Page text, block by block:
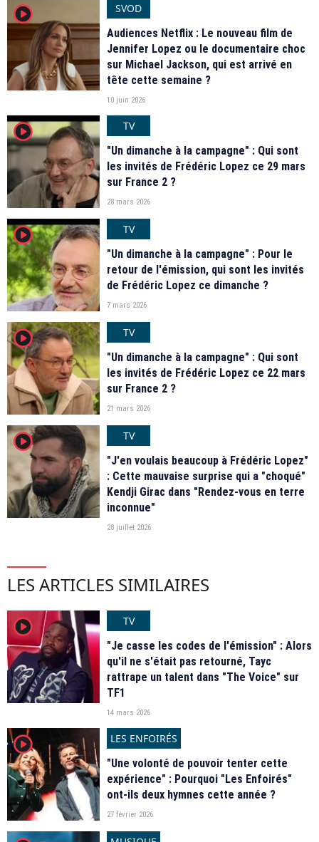
player2
SVOD
Audiences Netflix : Le nouveau film de
Jennifer Lopez ou le documentaire choc
sur Michael Jackson, qui est arrivé en
tête cette semaine ?
10 juin 2026
player2
TV
"Un dimanche à la campagne" : Qui sont
les invités de Frédéric Lopez ce 29 mars
sur France 2 ?
28 mars 2026
player2
TV
"Un dimanche à la campagne" : Pour le
retour de l'émission, qui sont les invités
de Frédéric Lopez ce dimanche ?
7 mars 2026
player2
TV
"Un dimanche à la campagne" : Qui sont
les invités de Frédéric Lopez ce 22 mars
sur France 2 ?
21 mars 2026
player2
TV
"J'en voulais beaucoup à Frédéric Lopez"
: Cette mauvaise surprise qui a "choqué"
Kendji Girac dans "Rendez-vous en terre
inconnue"
28 juillet 2026
LES ARTICLES SIMILAIRES
player2
TV
"Je casse les codes de l'émission" : Alors
qu'il ne s'était pas retourné, Tayc
rattrape un talent dans "The Voice" sur
TF1
14 mars 2026
player2
LES ENFOIRÉS
"Une volonté de pouvoir tenter cette
expérience" : Pourquoi "Les Enfoirés"
ont-ils deux hymnes cette année ?
27 février 2026